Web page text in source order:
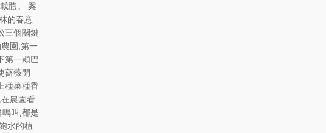
體。 案
的春意
三個關鍵
園,第一
第一顆巴
薔薇開
種菜種香
農園看
叫,都是
水的植